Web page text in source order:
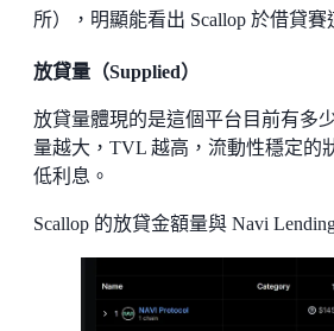
所），明顯能看出 Scallop 於借貸賽
放貸量（Supplied）
放貸量體現的是這個平台目前有多
量越大，TVL 越高，流動性穩定的
低利息。
Scallop 的放貸金額量與 Navi